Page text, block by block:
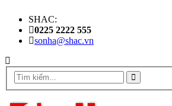
SHAC:
0225 2222 555
sonha@shac.vn